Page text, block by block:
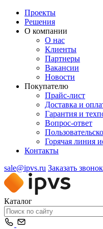
Проекты
Решения
О компании
О нас
Клиенты
Партнеры
Вакансии
Новости
Покупателю
Прайс-лист
Доставка и
Гарантия и
Вопрос-ответ
Горячая линия
Контакты
sale@ipvs.ru Заказать звонок
Каталог